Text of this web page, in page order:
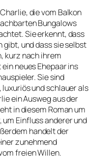
die vom Balkon
Bungalows
Sie erkennt, dass
gibt, und dass sie selbst
kurz nach ihrem
neues Ehepaar ins
Sie sind
und schlauer als
ein Ausweg aus der
in diesem Roman um
Einfluss anderer und
handelt der
zunehmend
freien Willen.